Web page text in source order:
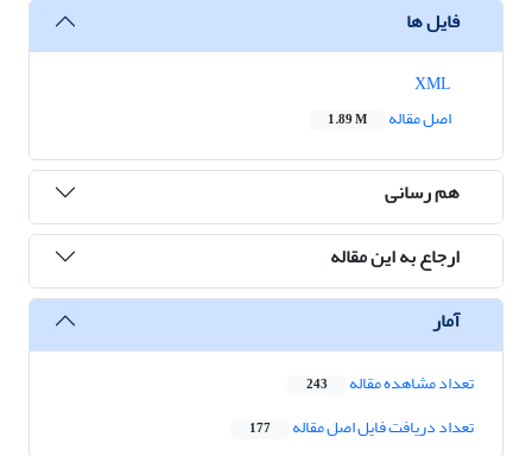
فایل ها
اصل مقاله
1.89 M
هم رسانی
ارجاع به این مقاله
آمار
تعداد مشاهده مقاله 243
تعداد دریافت فایل اصل مقاله 177